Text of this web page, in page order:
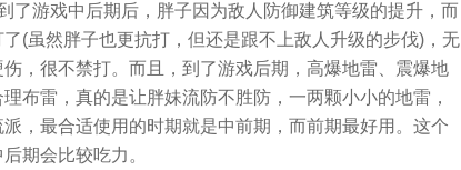
了游戏中后期后，胖子因为敌人防御建筑等级的提升，而
(虽然胖子也更抗打，但还是跟不上敌人升级的步伐)，无
，很不禁打。而且，到了游戏后期，高爆地雷、震爆地
布雷，真的是让胖妹流防不胜防，一两颗小小的地雷，
，最合适使用的时期就是中前期，而前期最好用。这个
期会比较吃力。